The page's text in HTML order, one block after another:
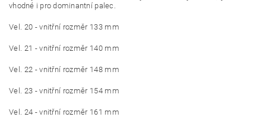
vhodné i pro dominantní palec.
Vel. 20 - vnitřní rozměr 133 mm
Vel. 21 - vnitřní rozměr 140 mm
Vel. 22 - vnitřní rozměr 148 mm
Vel. 23 - vnitřní rozměr 154 mm
Vel. 24 - vnitřní rozměr 161 mm